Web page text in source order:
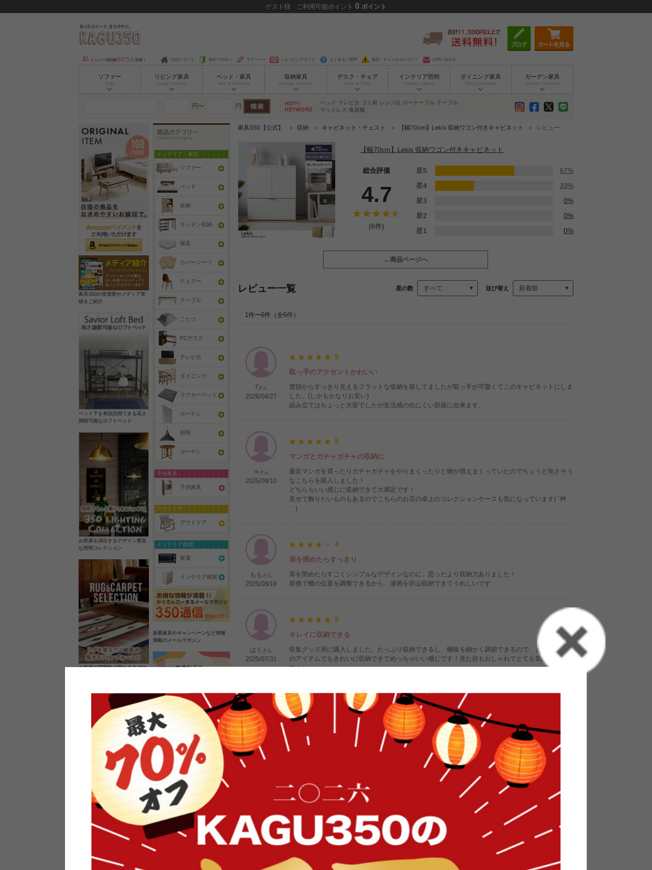
ゲスト 様 ご利用可能ポイント 0 ポイント
メンバー登録数 50万人 突破！ 当店について 初めての方へ マイページ ショッピングガイド よくあるご質問 返品・キャンセルについて お問い合わせ
ソファー
Sofa
リビング家具
Living Furniture
ベッド・家具
Bed & Bedding
収納家具
Storage Furniture
デスク・チェア
Desk & Chair
インテリア照明
Interior Lighting
ダイニング家具
Dining Furniture
ガーデン家具
Garden Furniture
円〜 円 ベッド テレビ台 ゴミ箱 レンジ台 ローテーブル テーブル
マットレス 食器棚
家具350の受賞歴やメディア実
績をご紹介
ベッド下を有効活用できる高さ
調節可能なロフトベッド
お部屋を演出するデザイン豊富
な照明コレクション
お部屋の雰囲気が変わるラグマ
素材の良さを活かしたウッドソ
ケットのペンダントライト
インフォメーション
よくあるご質問
インテリア・家具
ソファー
ベッド
収納
キッチン収納
寝具
カバーシーツ
チェアー
テーブル
こたつ
PCデスク
テレビ台
ダイニング
ラグカーペット
カーテン
照明
ガーデン
子供家具
子供家具
アウトドア
アウトドア
インテリア雑貨
家電
インテリア雑貨
新着家具やキャンペーンなど情報
満載のメールマガジン
家具のレビューを書くと10%OFFク
ーポンプレゼント
オフィスやモデルハウスなどイン
家具350【公式】 収納 キャビネット・チェスト 【幅70cm】Lekis 収納ワゴン付きキャビネット レビュー
【幅70cm】Lekis 収納ワゴン付きキャビネット
総合評価
4.7
(6件)
星5
67%
星4
33%
星3
0%
星2
0%
星1
0%
商品ページへ
レビュー一覧 星の数 並び替え
1件〜6件（全6件）
7さん
2026/04/27
5
取っ手のアクセントかわいい
普段からすっきり見えるフラットな収納を探してましたが取っ手が可愛くてこのキャビネットにしま
した。(しかもかなりお安い)
組み立てはちょっと大変でしたが生活感の出にくい部屋に出来ます。
ｍ さん
2025/09/10
5
マンガとガチャガチャの収納に
最近マンガを買ったりガチャガチャをやりまくったりと物が増えまくっていたのでちょうど良さそう
なこちらを購入しました！
どちらもいい感じに収納できて大満足です！
見せて飾りたいものもあるのでこちらのお店の卓上のコレクションケースも気になっています( ´艸
｀)
もも さん
2025/08/19
4
扉を閉めたらすっきり
扉を閉めたらすごくシンプルなデザインなのに、思ったより収納力ありました！
前後で棚の位置を調整できるから、漫画を沢山収納できてうれしいです
はく さん
2025/07/31
5
キレイに収納できる
収集グッズ用に購入しました。たっぷり収納できるし、棚板を細かく調節できるので、どんな大きさ
のアイテムでもきれいに収納できてめっちゃいい感じです！見た目もおしゃれでとても気に入ってま
す！
Rさん
2025/07/25
理想の商品！
推しのアクスタやグッズを飾れる収納を探していて、やっと理想のキャビネットに出会えました！
扉付きでホコリがかぶらないのもうれしい！
部屋がすっきり見えるし、これからもっと“推しスペース”を充実させていきたいです♪
もくもく さん
2025/07/22
5
推し活にいい！
高さが調節でき、たくさん収納できます！CD・DVD・雑誌も難なく使用できて用途的にもぴったり
でした！
何よりもオシャレでインテリアとしても大活躍です。
1件〜6件（全6件）